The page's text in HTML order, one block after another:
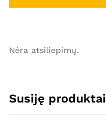
Nėra atsiliepimų.
Susiję produktai